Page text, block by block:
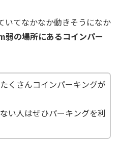
いてなかなか動きそうになか
弱の場所にあるコインパー
くさんコインパーキングが
い人はぜひパーキングを利